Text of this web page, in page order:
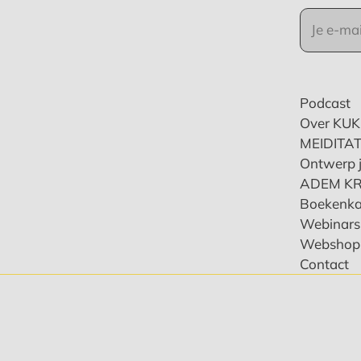
Podcast
Over
Ontwerp
ADEM
Webshop
Contact